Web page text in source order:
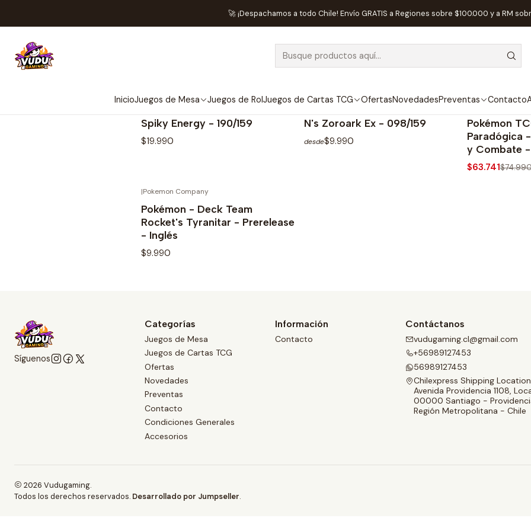
InicioJuegos de Mesa Juegos de RolJuegos de Cartas TCG OfertasNovedadesPreventas Contacto
🚀 ¡Despachamos a todo Chile! Envío GRATIS a Regiones sobre $100.000 y a RM
Inicio Juegos de Cartas TCG Pokémon Cartas Pokémon
Cartas Pokémon
Pokemon Company
Spiky Energy - 190/159
$19.990
Ver opciones
N's Zoroark Ex - 098/159
desde$9.990
-15%
Pokémon
Paradógica
y Combate
$63.741
|Pokemon Company
Pokémon - Deck Team
Rocket's Tyranitar - Prerelease
- Inglés
$9.990
Síguenos
Categorías
Juegos de Mesa
Juegos de Cartas TCG
Ofertas
Novedades
Preventas
Contacto
Condiciones Generales
Accesorios
Información
Contacto
Contáctanos
vudugaming.cl@gmail.com
+56989127453
56989127453
Chilexpress Shipping Location
Avenida Providencia 1108,
00000 Santiago -
Región Metropolitana - Chile
2026 Vudugaming.
Todos los derechos reservados. Desarrollado por Jumpseller.